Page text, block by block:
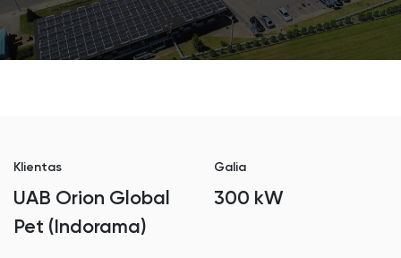
Klientas
UAB Orion Global
Pet (Indorama)
Galia
300 kW